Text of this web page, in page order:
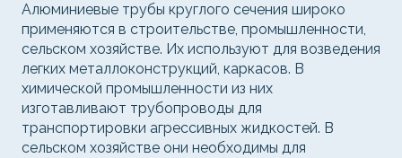
Алюминиевые трубы круглого сечения широко
применяются в строительстве, промышленности,
сельском хозяйстве. Их используют для возведения
легких металлоконструкций, каркасов. В
химической промышленности из них
изготавливают трубопроводы для
транспортировки агрессивных жидкостей. В
сельском хозяйстве они необходимы для